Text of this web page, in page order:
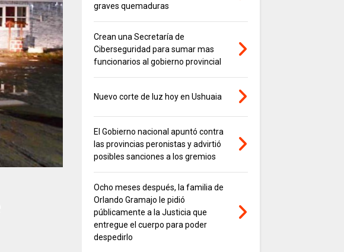
graves quemaduras
Crean una Secretaría de
Ciberseguridad para sumar mas
funcionarios al gobierno provincial
Nuevo corte de luz hoy en Ushuaia
El Gobierno nacional apuntó contra
las provincias peronistas y advirtió
posibles sanciones a los gremios
Ocho meses después, la familia de
Orlando Gramajo le pidió
públicamente a la Justicia que
entregue el cuerpo para poder
despedirlo